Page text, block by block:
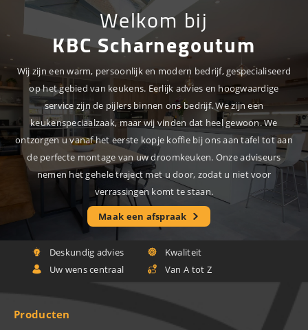
Welkom bij
KBC Scharnegoutum
Wij zijn een warm, persoonlijk en modern bedrijf, gespecialiseerd
op het gebied van keukens. Eerlijk advies en hoogwaardige
service zijn de pijlers binnen ons bedrijf. We zijn een
keukenspeciaalzaak, maar wij vinden dat heel gewoon. We
ontzorgen u vanaf het eerste kopje koffie bij ons aan tafel tot aan
de perfecte montage van uw droomkeuken. Onze adviseurs
nemen het gehele traject met u door, zodat u niet voor
verrassingen komt te staan.
Maak een afspraak
Deskundig advies
Kwaliteit
Uw wens centraal
Van A tot Z
Producten